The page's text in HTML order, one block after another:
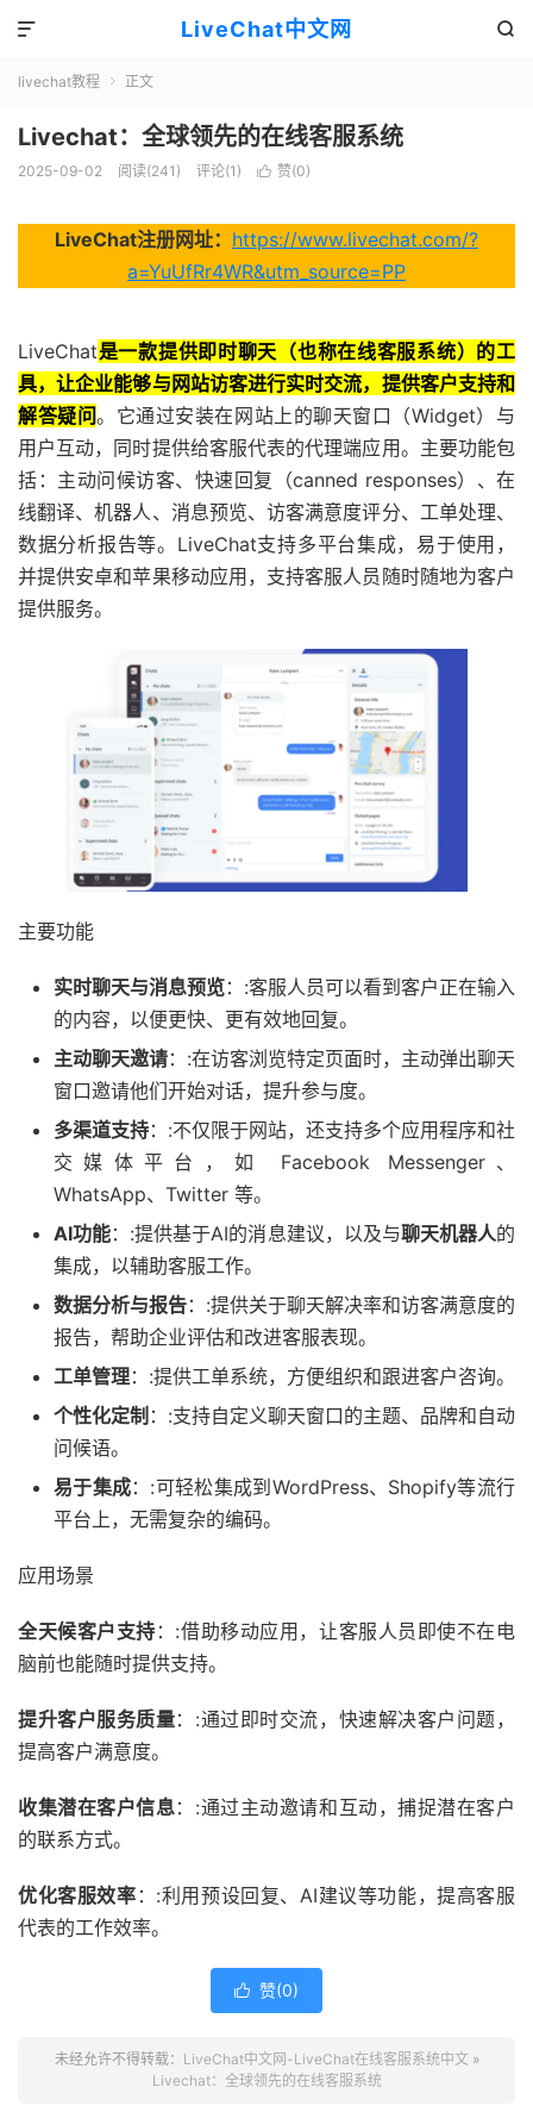
LiveChat中文网 

livechat教程  正文
Livechat：全球领先的在线客服系统
2025-09-02 阅读(241) 评论(1)  赞(0)
LiveChat注册网址： https://www.livechat.com/?
a=YuUfRr4WR&utm_source=PP
LiveChat是一款提供即时聊天（也称在线客服系统）的工
具，让企业能够与网站访客进行实时交流，提供客户支持和
解答疑问。它通过安装在网站上的聊天窗口（Widget）与
用户互动，同时提供给客服代表的代理端应用。主要功能包
括：主动问候访客、快速回复（canned responses）、在
线翻译、机器人、消息预览、访客满意度评分、工单处理、
数据分析报告等。LiveChat支持多平台集成，易于使用，
并提供安卓和苹果移动应用，支持客服人员随时随地为客户
提供服务。
主要功能
实时聊天与消息预览：:客服人员可以看到客户正在输入
的内容，以便更快、更有效地回复。
主动聊天邀请：:在访客浏览特定页面时，主动弹出聊天
窗口邀请他们开始对话，提升参与度。
多渠道支持：:不仅限于网站，还支持多个应用程序和社
交媒体平台，如 Facebook Messenger、
WhatsApp、Twitter 等。
AI功能：:提供基于AI的消息建议，以及与聊天机器人的
集成，以辅助客服工作。
数据分析与报告：:提供关于聊天解决率和访客满意度的
报告，帮助企业评估和改进客服表现。
工单管理：:提供工单系统，方便组织和跟进客户咨询。
个性化定制 ：:支持自定义聊天窗口的主题、品牌和自动
问候语。
易于集成：:可轻松集成到WordPress、Shopify等流行
平台上，无需复杂的编码。
应用场景
全天候客户支持 ：:借助移动应用，让客服人员即使不在电
脑前也能随时提供支持。
提升客户服务质量：:通过即时交流，快速解决客户问题，
提高客户满意度。
收集潜在客户信息：:通过主动邀请和互动，捕捉潜在客户
的联系方式。
优化客服效率 ：:利用预设回复、AI建议等功能，提高客服
代表的工作效率。
 赞(0)
未经允许不得转载： LiveChat中文网-LiveChat在线客服系统中文»
Livechat：全球领先的在线客服系统